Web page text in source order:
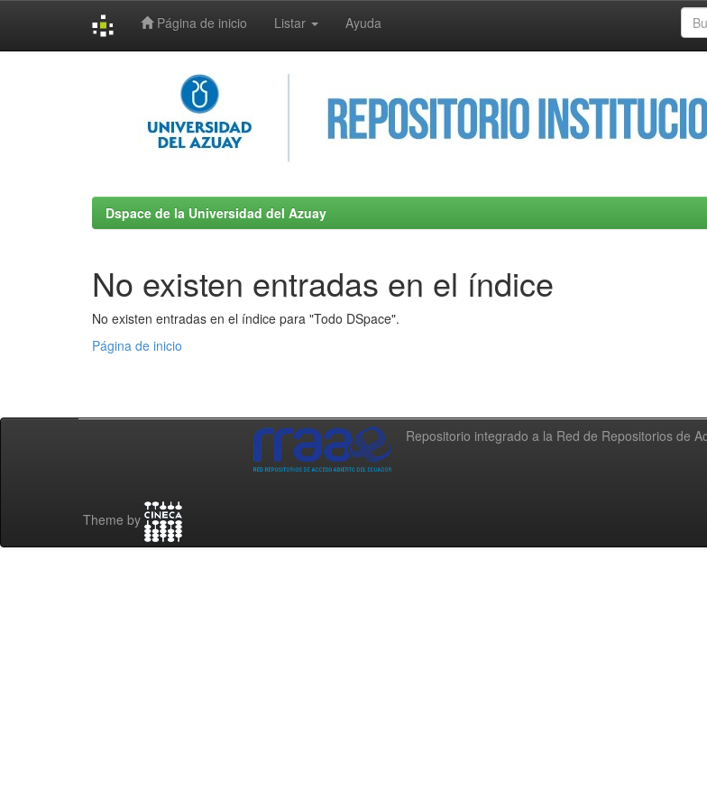
Página de inicio Listar Ayuda
Dspace de la Universidad del Azuay
No existen entradas en el índice
No existen entradas en el índice para "Todo DSpace".
Página de inicio
Repositorio integrado a la Red de Repositorios de
Theme by